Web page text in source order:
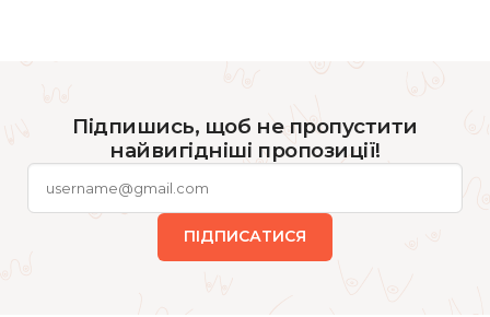
Підпишись, щоб не пропустити
найвигідніші пропозиції!
ПІДПИСАТИСЯ